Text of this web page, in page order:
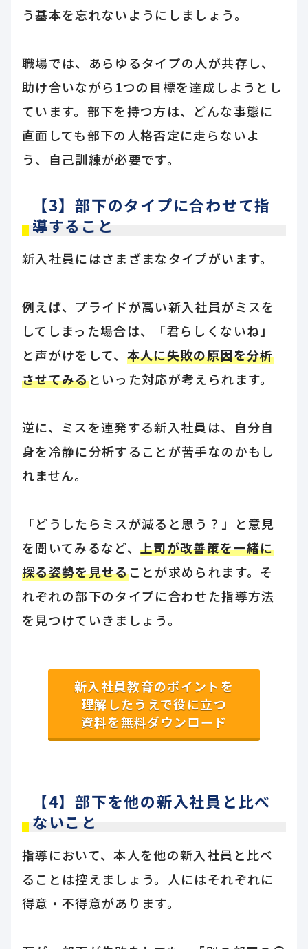
う基本を忘れないようにしましょう。
職場では、あらゆるタイプの人が共存し、
助け合いながら1つの目標を達成しようとし
ています。部下を持つ方は、どんな事態に
直面しても部下の人格否定に走らないよ
う、自己訓練が必要です。
【3】部下のタイプに合わせて指
導すること
新入社員にはさまざまなタイプがいます。
例えば、プライドが高い新入社員がミスを
してしまった場合は、「君らしくないね」
と声がけをして、 本人に失敗の原因を分析
させてみるといった対応が考えられます。
逆に、ミスを連発する新入社員は、自分自
身を冷静に分析することが苦手なのかもし
れません。
「どうしたらミスが減ると思う？」と意見
を聞いてみるなど、上司が改善策を一緒に
探る姿勢を見せることが求められます。そ
れぞれの部下のタイプに合わせた指導方法
を見つけていきましょう。
新入社員教育のポイントを
理解したうえで役に立つ
資料を無料ダウンロード
【4】部下を他の新入社員と比べ
ないこと
指導において、本人を他の新入社員と比べ
ることは控えましょう。人にはそれぞれに
得意・不得意があります。